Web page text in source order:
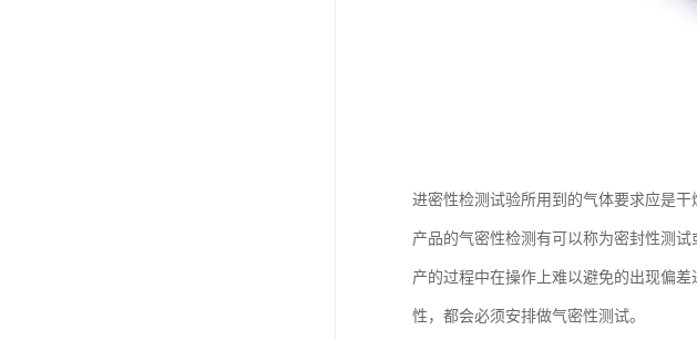
进密性检测试验所用到的气体要求应是干
产品的气密性检测有可以称为密封性测
产的过程中在操作上难以避免的出现偏
性，都会必须安排做气密性测试。